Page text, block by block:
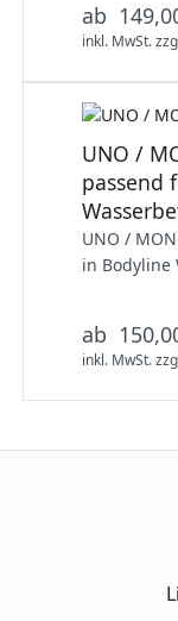
ab
inkl. MwSt.
UNO /
passend
UNO /
in Bodyline
ab
inkl. MwSt.